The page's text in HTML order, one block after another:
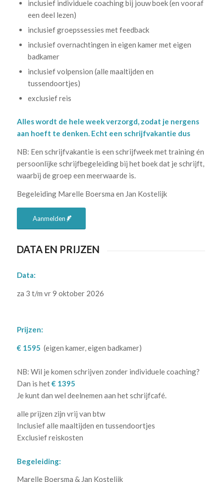
inclusief individuele coaching bij jouw boek (en vooraf
een deel lezen)
inclusief groepssessies met feedback
inclusief overnachtingen in eigen kamer met eigen
badkamer
inclusief volpension (alle maaltijden en
tussendoortjes)
exclusief reis
Alles wordt de hele week verzorgd, zodat je nergens
aan hoeft te denken. Echt een schrijfvakantie dus
NB: Een schrijfvakantie is een schrijfweek met training én
persoonlijke schrijfbegeleiding bij het boek dat je schrijft,
waarbij de groep een meerwaarde is.
Begeleiding Marelle Boersma en Jan Kostelijk
Aanmelden
DATA EN PRIJZEN
Data:
za 3 t/m vr 9 oktober 2026
Prijzen:
€ 1595 (eigen kamer, eigen badkamer)
NB: Wil je komen schrijven zonder individuele coaching?
Dan is het€ 1395
Je kunt dan wel deelnemen aan het schrijfcafé.
alle prijzen zijn vrij van btw
Inclusief alle maaltijden en tussendoortjes
Exclusief reiskosten
Begeleiding:
Marelle Boersma & Jan Kostelijk